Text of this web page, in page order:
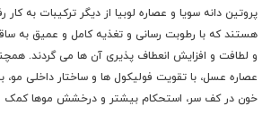
پروتین دانه سویا و عصاره لوبیا از دیگر ترکیبات به
هستند که با رطوبت رسانی و تغذیه کامل و عمیق به
و لطافت و افزایش انعطاف پذیری آن ها می گردند.
عصاره عسل، با تقویت فولیکول ها و ساختار داخلی
خون در کف سر، استحکام بیشتر و درخشش موها کمک